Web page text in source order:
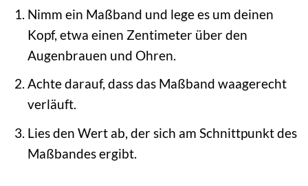
Nimm ein Maßband und lege es um deinen
Kopf, etwa einen Zentimeter über den
Augenbrauen und Ohren.
Achte darauf, dass das Maßband waagerecht
verläuft.
Lies den Wert ab, der sich am Schnittpunkt des
Maßbandes ergibt.